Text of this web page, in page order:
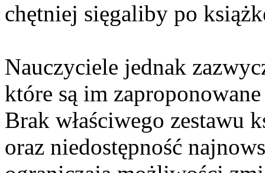
chętniej sięgaliby po
Nauczyciele jednak
które są im
Brak właściwego zestawu
oraz niedostępność